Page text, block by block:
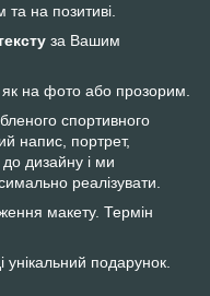
на позитиві.
за Вашим
на фото або прозорим.
спортивного
напис, портрет,
дизайну і ми
реалізувати.
макету. Термін
унікальний подарунок.